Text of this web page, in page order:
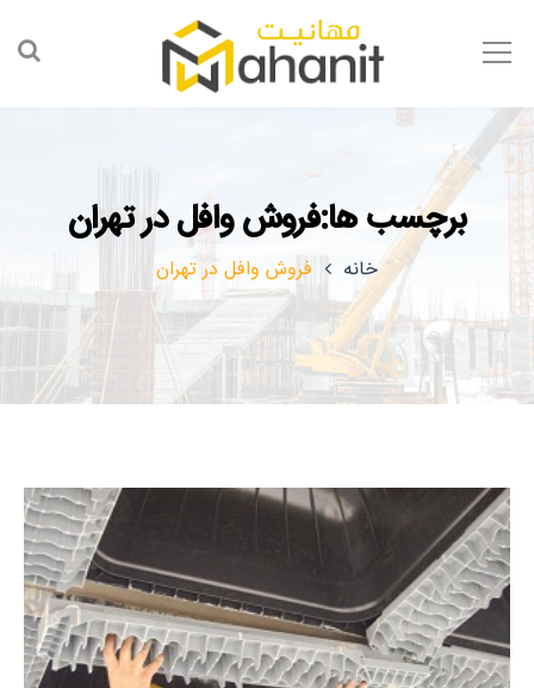
برچسب ها:فروش وافل در تهران
خانه فروش وافل در تهران